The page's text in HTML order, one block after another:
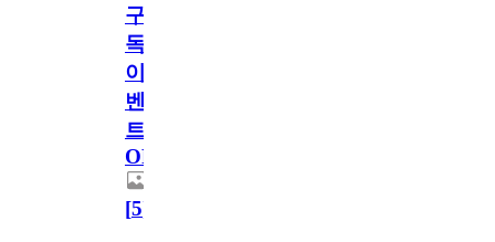
구
독
이
벤
트
OPEN!
[5]